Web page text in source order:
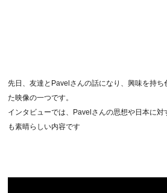
先日、友達とPavelさんの話になり、興味を持ち
た映像の一つです。
インタビューでは、Pavelさんの思想や日本に
も素晴らしい内容です